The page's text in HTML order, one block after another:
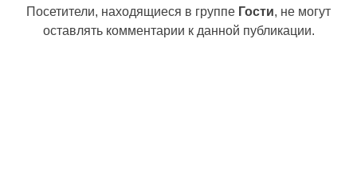
Посетители, находящиеся в группе Гости, не могут
оставлять комментарии к данной публикации.